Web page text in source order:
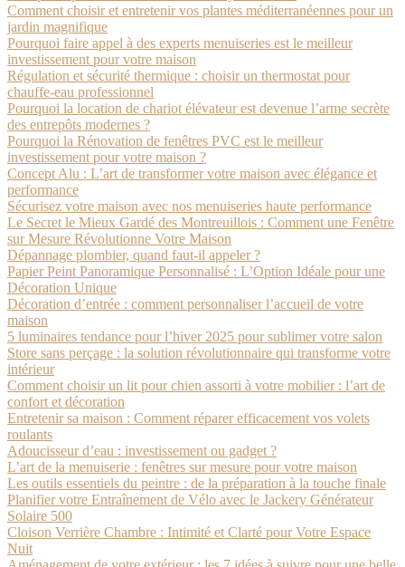
Comment choisir et entretenir vos plantes méditerranéennes pour un
jardin magnifique
Pourquoi faire appel à des experts menuiseries est le meilleur
investissement pour votre maison
Régulation et sécurité thermique : choisir un thermostat pour
chauffe-eau professionnel
Pourquoi la location de chariot élévateur est devenue l’arme secrète
des entrepôts modernes ?
Pourquoi la Rénovation de fenêtres PVC est le meilleur
investissement pour votre maison ?
Concept Alu : L’art de transformer votre maison avec élégance et
performance
Sécurisez votre maison avec nos menuiseries haute performance
Le Secret le Mieux Gardé des Montreuillois : Comment une Fenêtre
sur Mesure Révolutionne Votre Maison
Dépannage plombier, quand faut-il appeler ?
Papier Peint Panoramique Personnalisé : L’Option Idéale pour une
Décoration Unique
Décoration d’entrée : comment personnaliser l’accueil de votre
maison
5 luminaires tendance pour l’hiver 2025 pour sublimer votre salon
Store sans perçage : la solution révolutionnaire qui transforme votre
intérieur
Comment choisir un lit pour chien assorti à votre mobilier : l’art de
confort et décoration
Entretenir sa maison : Comment réparer efficacement vos volets
roulants
Adoucisseur d’eau : investissement ou gadget ?
L’art de la menuiserie : fenêtres sur mesure pour votre maison
Les outils essentiels du peintre : de la préparation à la touche finale
Planifier votre Entraînement de Vélo avec le Jackery Générateur
Solaire 500
Cloison Verrière Chambre : Intimité et Clarté pour Votre Espace
Nuit